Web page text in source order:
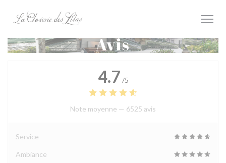
Avis
4.7 /5
Note moyenne — 6525 avis
Service
Ambiance